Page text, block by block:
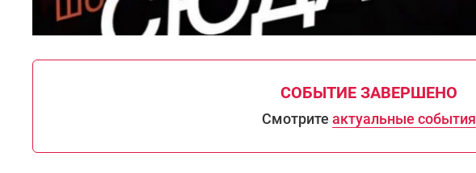
СОБЫТИЕ ЗАВЕРШЕНО
Смотритеактуальные события